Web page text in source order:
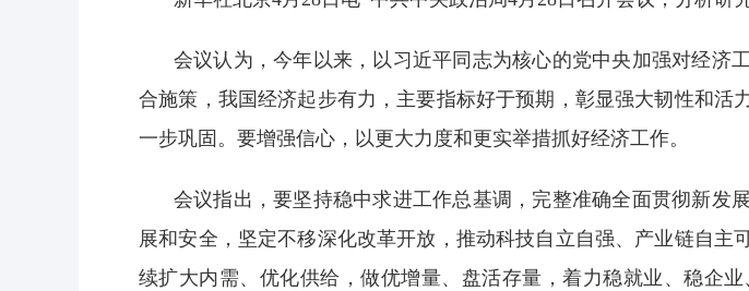
会议认为，今年以来，以习近平同志为核心的党中央加强对经济
合施策，我国经济起步有力，主要指标好于预期，彰显强大韧性和
一步巩固。要增强信心，以更大力度和更实举措抓好经济工作。
会议指出，要坚持稳中求进工作总基调，完整准确全面贯彻新发
展和安全，坚定不移深化改革开放，推动科技自立自强、产业链自
续扩大内需、优化供给，做优增量、盘活存量，着力稳就业、稳企